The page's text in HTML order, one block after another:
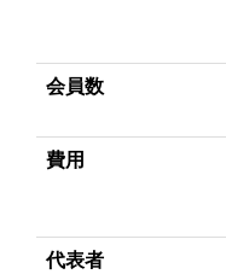
会員数
費用
代表者